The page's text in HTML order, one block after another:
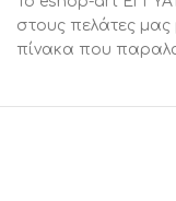
στους πελάτες
πίνακα που